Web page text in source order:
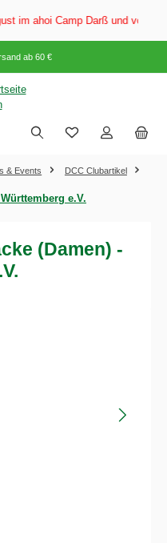
ahoi Camp Darß und vom 3.
ab 60 €
& Events
DCC Clubartikel
e.V.
(Damen) -